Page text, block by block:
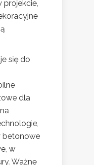
projekcie,
się do
dla
betonowe
w
Ważne